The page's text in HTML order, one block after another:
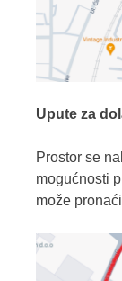
Upute za
Prostor se
mogućnosti
može